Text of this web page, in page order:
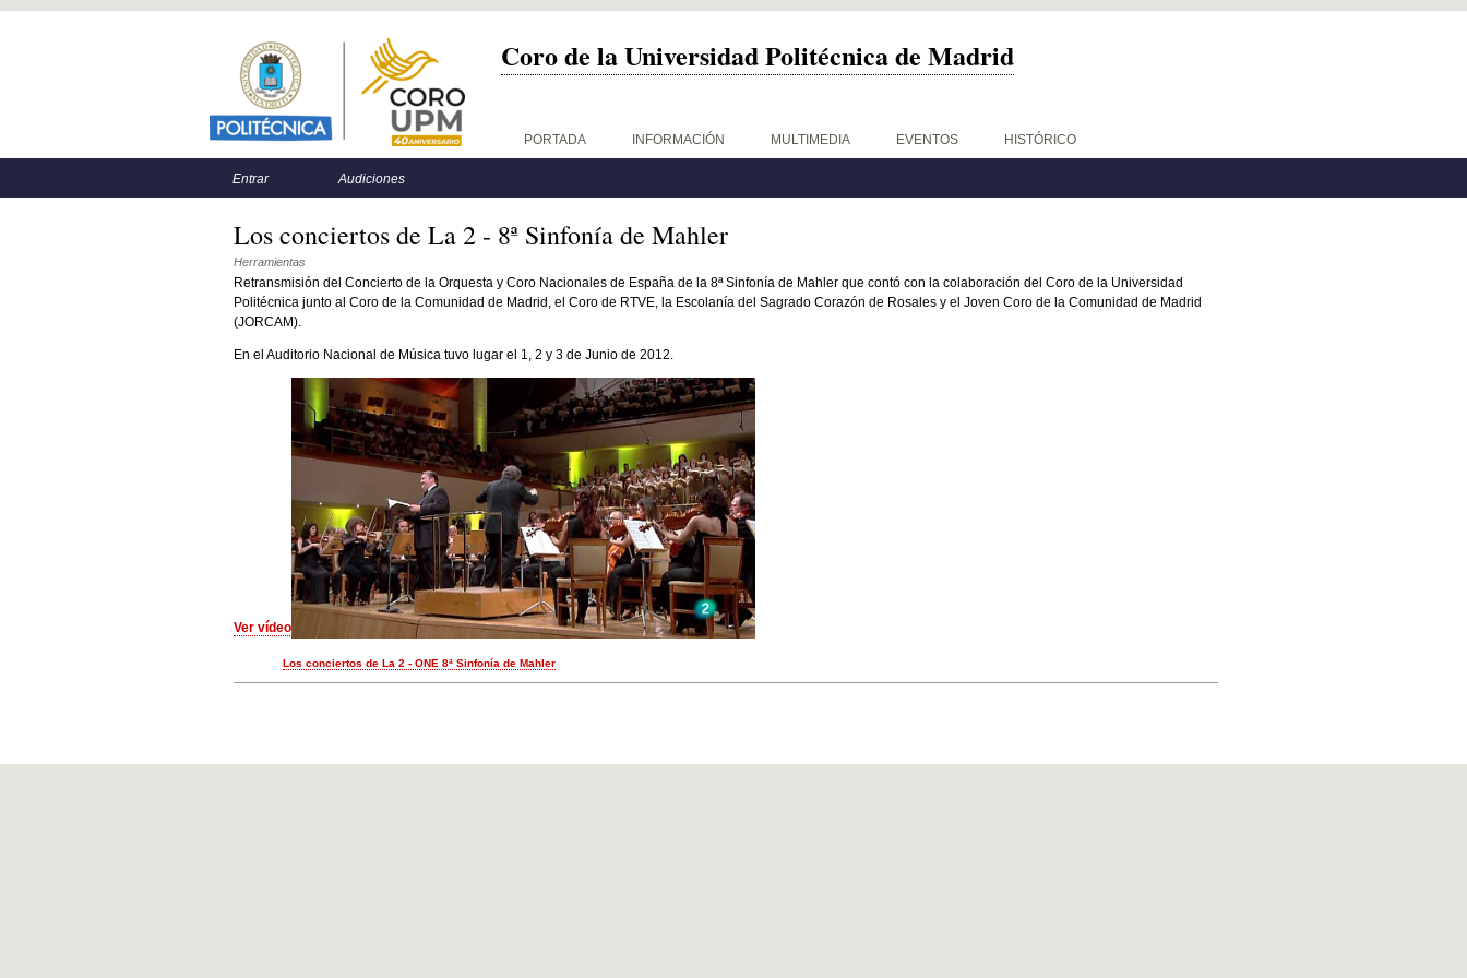
Coro de la Universidad Politécnica de Madrid
PORTADA INFORMACIÓN MULTIMEDIA EVENTOS HISTÓRICO
Entrar Audiciones
Los conciertos de La 2 - 8ª Sinfonía de Mahler
Herramientas
Retransmisión del Concierto de la Orquesta y Coro Nacionales de España de la 8ª Sinfonía de Mahler que contó con la colaboración del Coro de la Universidad
Politécnica junto al Coro de la Comunidad de Madrid, el Coro de RTVE, la Escolanía del Sagrado Corazón de Rosales y el Joven Coro de la Comunidad de Madrid
(JORCAM).
En el Auditorio Nacional de Música tuvo lugar el 1, 2 y 3 de Junio de 2012.
Ver vídeo
Los conciertos de La 2 - ONE 8ª Sinfonía de Mahler